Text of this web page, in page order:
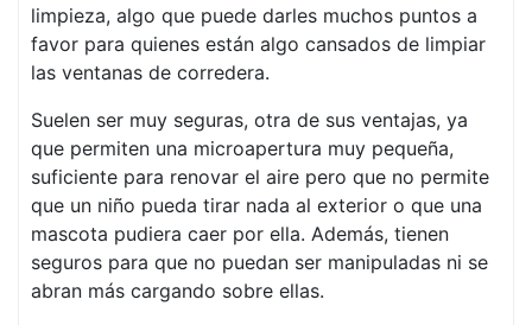
limpieza, algo que puede darles muchos puntos a
favor para quienes están algo cansados de limpiar
las ventanas de corredera.
Suelen ser muy seguras, otra de sus ventajas, ya
que permiten una microapertura muy pequeña,
suficiente para renovar el aire pero que no permite
que un niño pueda tirar nada al exterior o que una
mascota pudiera caer por ella. Además, tienen
seguros para que no puedan ser manipuladas ni se
abran más cargando sobre ellas.